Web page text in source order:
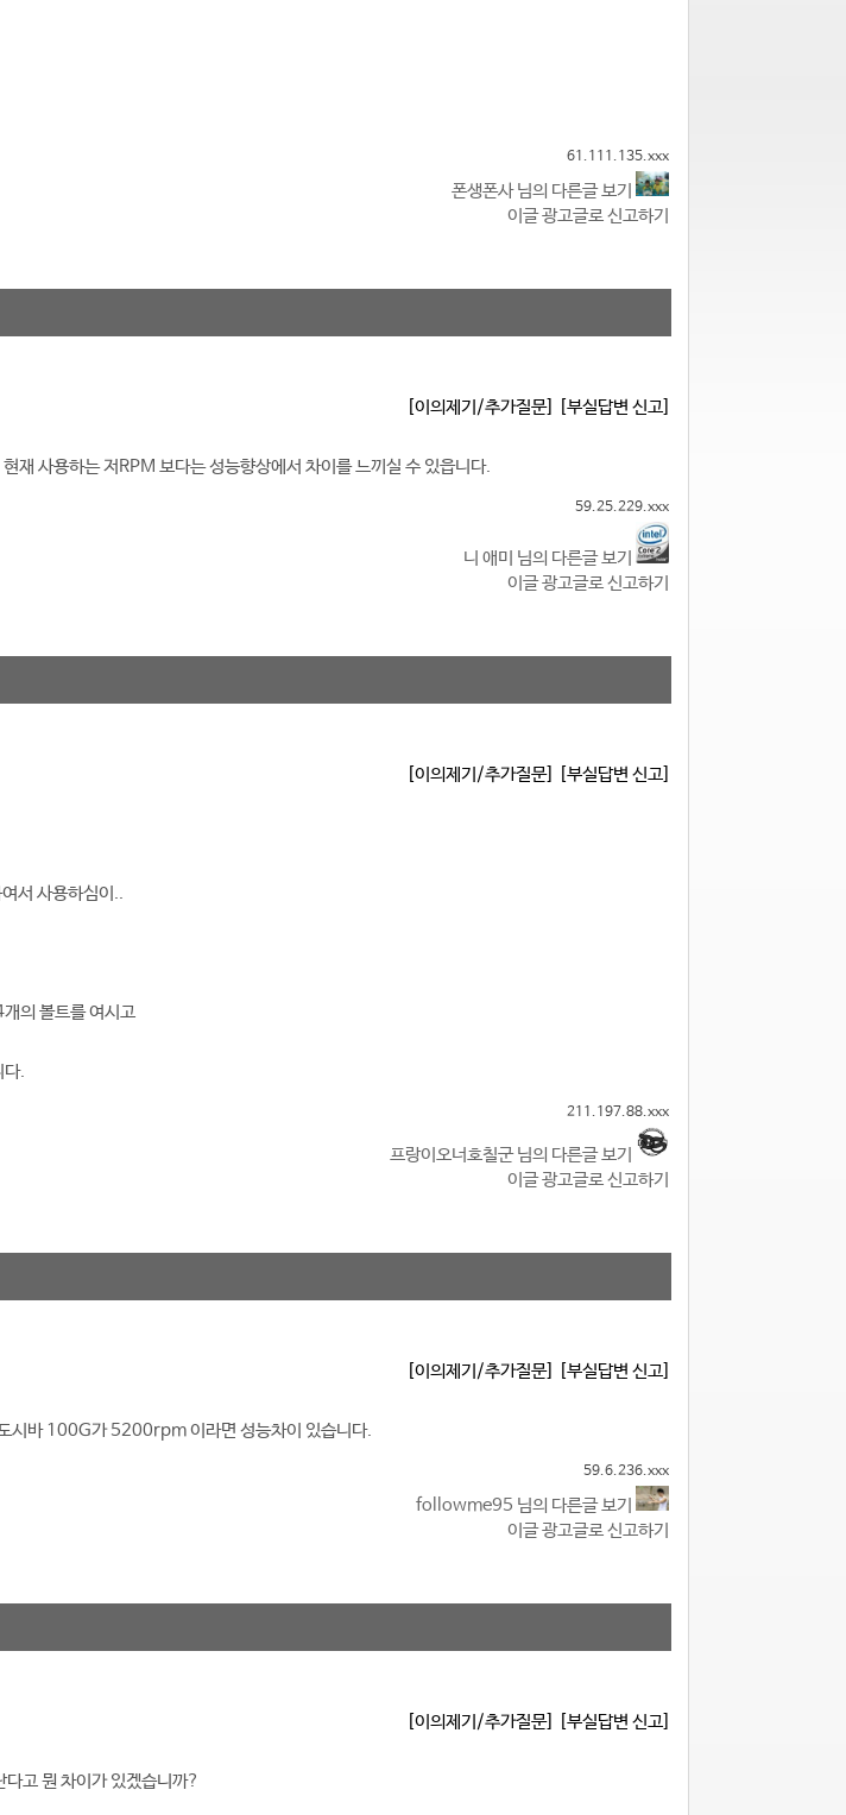
61.111.135.xxx
폰생폰사 님의 다른글 보기
이글 광고글로 신고하기
[이의제기/추가질문] [부실답변 신고]
사용하는 저RPM 보다는 성능향상에서 차이를 느끼실 수 있읍니다.
59.25.229.xxx
니 애미 님의 다른글 보기
이글 광고글로 신고하기
[이의제기/추가질문] [부실답변 신고]
서 사용하심이..
의 볼트를 여시고
다.
211.197.88.xxx
프랑이오너호칠군 님의 다른글 보기
이글 광고글로 신고하기
[이의제기/추가질문] [부실답변 신고]
시바 100G가 5200rpm 이라면 성능차이 있습니다.
59.6.236.xxx
followme95 님의 다른글 보기
이글 광고글로 신고하기
[이의제기/추가질문] [부실답변 신고]
고 뭔 차이가 있겠습니까?